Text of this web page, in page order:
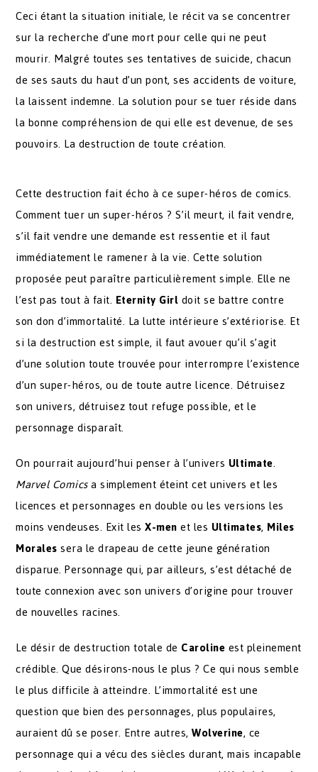
Ceci étant la situation initiale, le récit va se concentrer
sur la recherche d’une mort pour celle qui ne peut
mourir. Malgré toutes ses tentatives de suicide, chacun
de ses sauts du haut d’un pont, ses accidents de voiture,
la laissent indemne. La solution pour se tuer réside dans
la bonne compréhension de qui elle est devenue, de ses
pouvoirs. La destruction de toute création.
Cette destruction fait écho à ce super-héros de comics.
Comment tuer un super-héros ? S’il meurt, il fait vendre,
s’il fait vendre une demande est ressentie et il faut
immédiatement le ramener à la vie. Cette solution
proposée peut paraître particulièrement simple. Elle ne
l’est pas tout à fait. Eternity Girldoit se battre contre
son don d’immortalité. La lutte intérieure s’extériorise. Et
si la destruction est simple, il faut avouer qu’il s’agit
d’une solution toute trouvée pour interrompre l’existence
d’un super-héros, ou de toute autre licence. Détruisez
son univers, détruisez tout refuge possible, et le
personnage disparaît.
On pourrait aujourd’hui penser à l’univers Ultimate.
Marvel Comicsa simplement éteint cet univers et les
licences et personnages en double ou les versions les
moins vendeuses. Exit les X-menet les Ultimates, Miles
Moralessera le drapeau de cette jeune génération
disparue. Personnage qui, par ailleurs, s’est détaché de
toute connexion avec son univers d’origine pour trouver
de nouvelles racines.
Le désir de destruction totale de Carolineest pleinement
crédible. Que désirons-nous le plus ? Ce qui nous semble
le plus difficile à atteindre. L’immortalité est une
question que bien des personnages, plus populaires,
auraient dû se poser. Entre autres,Wolverine, ce
personnage qui a vécu des siècles durant, mais incapable